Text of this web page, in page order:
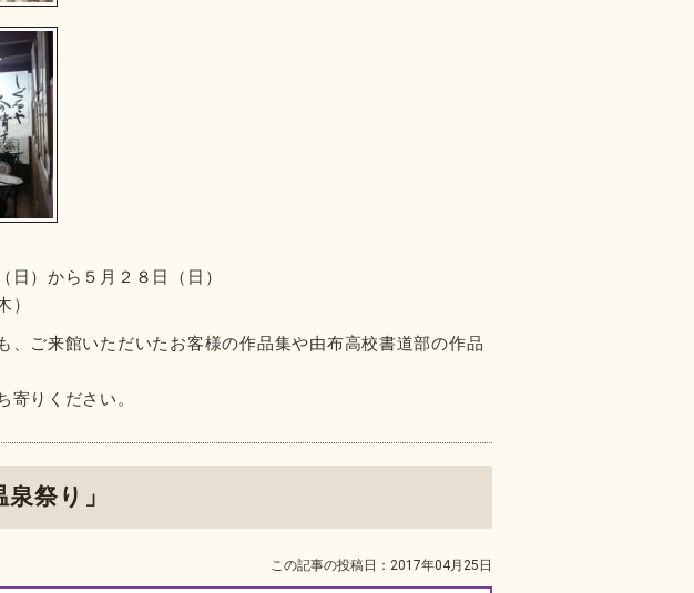
）から５月２８日（日）
、ご来館いただいたお客様の作品集や由布高校書道部の作品
寄りください。
祭り」
この記事の投稿日：2017年04月25日